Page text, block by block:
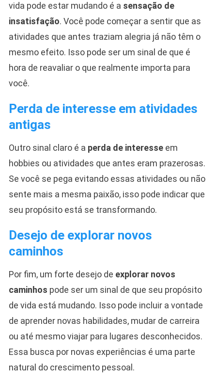
vida pode estar mudando é a sensação de
insatisfação. Você pode começar a sentir que as
atividades que antes traziam alegria já não têm o
mesmo efeito. Isso pode ser um sinal de que é
hora de reavaliar o que realmente importa para
você.
Perda de interesse em atividades
antigas
Outro sinal claro é a perda de interesseem
hobbies ou atividades que antes eram prazerosas.
Se você se pega evitando essas atividades ou não
sente mais a mesma paixão, isso pode indicar que
seu propósito está se transformando.
Desejo de explorar novos
caminhos
Por fim, um forte desejo de explorar novos
caminhos pode ser um sinal de que seu propósito
de vida está mudando. Isso pode incluir a vontade
de aprender novas habilidades, mudar de carreira
ou até mesmo viajar para lugares desconhecidos.
Essa busca por novas experiências é uma parte
natural do crescimento pessoal.